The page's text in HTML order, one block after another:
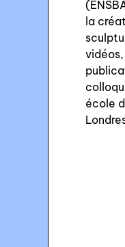
la
école